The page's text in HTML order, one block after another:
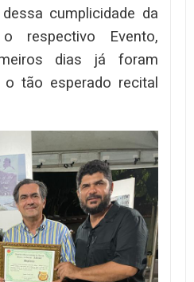
cumplicidade da
respectivo Evento,
dias já foram
tão esperado recital